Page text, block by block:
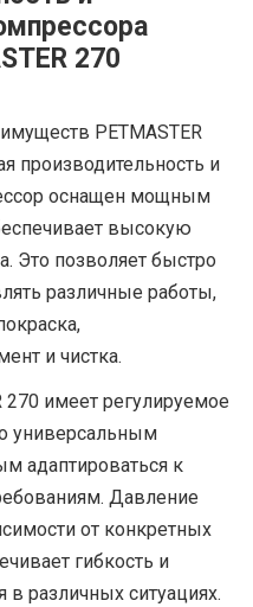
270
PETMASTER
производительность и
оснащен мощным
высокую
Это позволяет быстро
различные работы,
и чистка.
270 имеет регулируемое
универсальным
адаптироваться к
Давление
от конкретных
гибкость и
в различных ситуациях.